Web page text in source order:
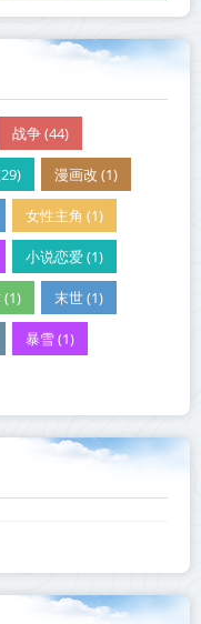
战争 (44)
漫画改 (1)
女性主角 (1)
小说恋爱 (1)
(1) 末世 (1)
暴雪 (1)